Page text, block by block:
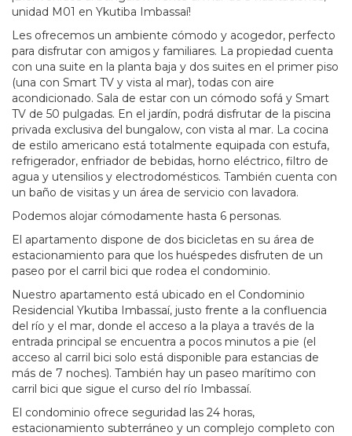
unidad M01 en Ykutiba Imbassaí!
Les ofrecemos un ambiente cómodo y acogedor, perfecto
para disfrutar con amigos y familiares. La propiedad cuenta
con una suite en la planta baja y dos suites en el primer piso
(una con Smart TV y vista al mar), todas con aire
acondicionado. Sala de estar con un cómodo sofá y Smart
TV de 50 pulgadas. En el jardín, podrá disfrutar de la piscina
privada exclusiva del bungalow, con vista al mar. La cocina
de estilo americano está totalmente equipada con estufa,
refrigerador, enfriador de bebidas, horno eléctrico, filtro de
agua y utensilios y electrodomésticos. También cuenta con
un baño de visitas y un área de servicio con lavadora.
Podemos alojar cómodamente hasta 6 personas.
El apartamento dispone de dos bicicletas en su área de
estacionamiento para que los huéspedes disfruten de un
paseo por el carril bici que rodea el condominio.
Nuestro apartamento está ubicado en el Condominio
Residencial Ykutiba Imbassaí, justo frente a la confluencia
del río y el mar, donde el acceso a la playa a través de la
entrada principal se encuentra a pocos minutos a pie (el
acceso al carril bici solo está disponible para estancias de
más de 7 noches). También hay un paseo marítimo con
carril bici que sigue el curso del río Imbassaí.
El condominio ofrece seguridad las 24 horas,
estacionamiento subterráneo y un complejo completo con